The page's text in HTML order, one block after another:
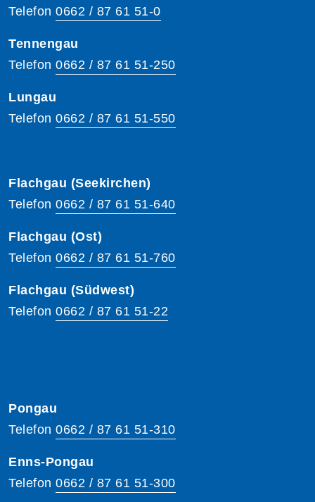
Telefon 0662 / 87 61 51-0
Tennengau
Telefon 0662 / 87 61 51-250
Lungau
Telefon 0662 / 87 61 51-550
Flachgau (Seekirchen)
Telefon 0662 / 87 61 51-640
Flachgau (Ost)
Telefon 0662 / 87 61 51-760
Flachgau (Südwest)
Telefon 0662 / 87 61 51-22
Pongau
Telefon 0662 / 87 61 51-310
Enns-Pongau
Telefon 0662 / 87 61 51-300